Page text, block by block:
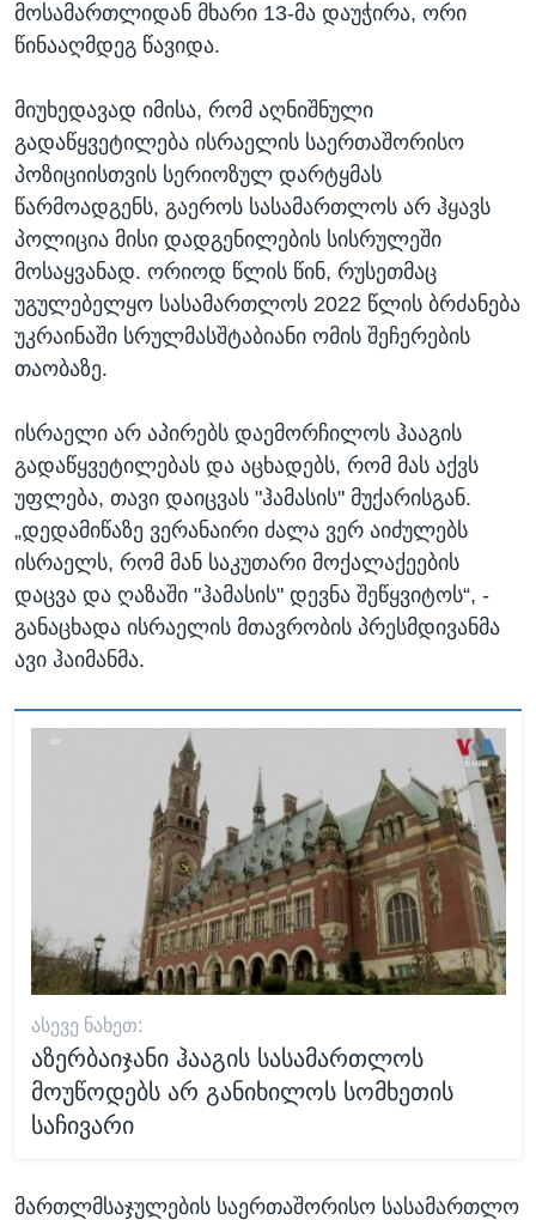
მოსამართლიდან მხარი 13-მა დაუჭირა, ორი
წინააღმდეგ წავიდა.
მიუხედავად იმისა, რომ აღნიშნული
გადაწყვეტილება ისრაელის საერთაშორისო
პოზიციისთვის სერიოზულ დარტყმას
წარმოადგენს, გაეროს სასამართლოს არ ჰყავს
პოლიცია მისი დადგენილების სისრულეში
მოსაყვანად. ორიოდ წლის წინ, რუსეთმაც
უგულებელყო სასამართლოს 2022 წლის ბრძანება
უკრაინაში სრულმასშტაბიანი ომის შეჩერების
თაობაზე.
ისრაელი არ აპირებს დაემორჩილოს ჰააგის
გადაწყვეტილებას და აცხადებს, რომ მას აქვს
უფლება, თავი დაიცვას "ჰამასის" მუქარისგან.
„დედამიწაზე ვერანაირი ძალა ვერ აიძულებს
ისრაელს, რომ მან საკუთარი მოქალაქეების
დაცვა და ღაზაში "ჰამასის" დევნა შეწყვიტოს“, -
განაცხადა ისრაელის მთავრობის პრესმდივანმა
ავი ჰაიმანმა.
ᲐᲡᲔᲕᲔ ᲜᲐᲮᲔᲗ:
აზერბაიჯანი ჰააგის სასამართლოს
მოუწოდებს არ განიხილოს სომხეთის
საჩივარი
მართლმსაჯულების საერთაშორისო სასამართლო